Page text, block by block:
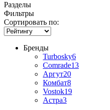
Разделы
Фильтры
Сортировать по:
Бренды
Turbosky6
Comrade13
Аргут20
Комбат8
Vostok19
Астра3